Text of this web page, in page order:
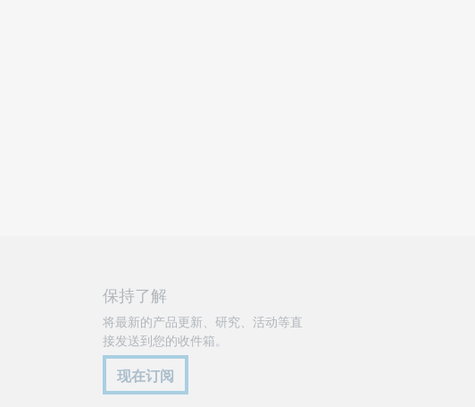
保持了解
将最新的产品更新、研究、活动等直
接发送到您的收件箱。
现在订阅